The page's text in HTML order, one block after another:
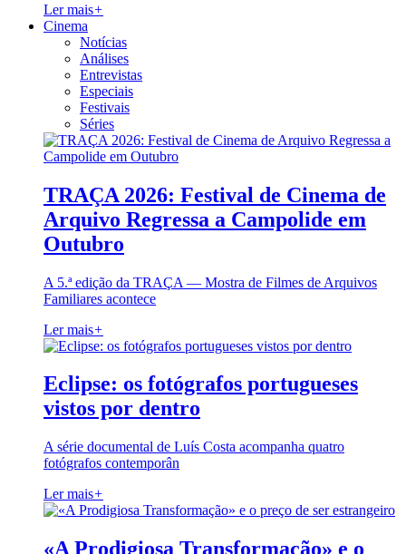
Ler mais+
Cinema
Notícias
Análises
Entrevistas
Especiais
Festivais
Séries
TRAÇA 2026: Festival de Cinema de
Arquivo Regressa a Campolide em
Outubro
A 5.ª edição da TRAÇA — Mostra de Filmes de Arquivos
Familiares acontece
Ler mais+
Eclipse: os fotógrafos portugueses
vistos por dentro
A série documental de Luís Costa acompanha quatro
fotógrafos contemporân
Ler mais+
«A Prodigiosa Transformação» e o